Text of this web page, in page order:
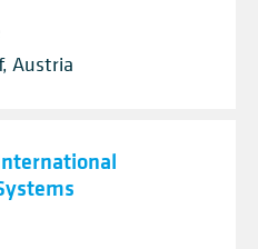
Austria